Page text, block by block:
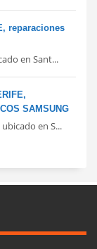
reparaciones
en Sant...
SAMSUNG
en S...